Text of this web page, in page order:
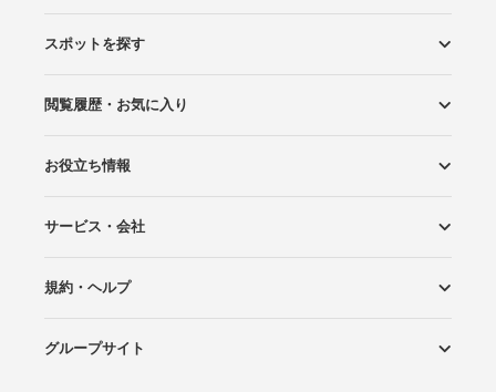
エリアから探す
こだわりから探す
NEW PHOTO STYLE
プランから探す
フォトタイプ診断
フォトグラファーから探す
国内リゾートから探す
スポットを探す
ロケーションから探す
スタジオから探す
閲覧履歴・お気に入り
閲覧スタジオ
お気に入り
お役立ち情報
Wedding Photo マガジン
はじめてガイド
サービス・会社
Photoraitとは
スタジオの掲載について
お問い合わせ
運営会社
サイトマップ
規約・ヘルプ
プライバシーポリシー
利用規約
ヘルプ
グループサイト